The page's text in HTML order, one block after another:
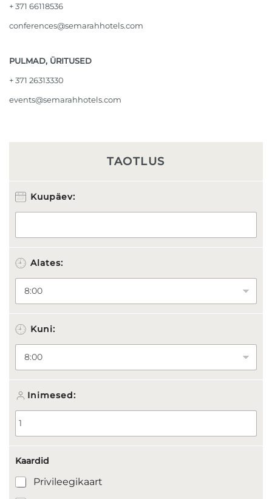
+ 371 66118536
conferences@semarahhotels.com
PULMAD, ÜRITUSED
+ 371 26313330
events@semarahhotels.com
TAOTLUS
Kuupäev:
Alates:
Kuni:
Inimesed:
Kaardid
Privileegikaart